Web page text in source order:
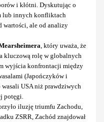
i kłótni. Dyskutując o
lub innych konfliktach
wartości, ale od analizy
, który uważa, że
kluczową rolę w globalnych
wyjścia konfrontacji między
(Japończyków i
USA niż prawdziwych
potęgi.
iluzję triumfu Zachodu,
ZSRR, Zachód znajdował